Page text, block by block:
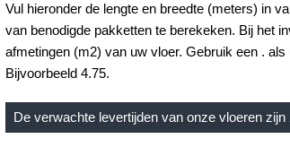
Vul hieronder de lengte en breedte (meters) in
van benodigde pakketten te berekeken. Bij het
afmetingen (m2) van uw vloer. Gebruik een .
Bijvoorbeeld 4.75.
De verwachte levertijden van onze vloeren zijn